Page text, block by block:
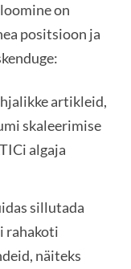
on
positsioon ja
artikleid,
skaleerimise
algaja
sillutada
rahakoti
näiteks